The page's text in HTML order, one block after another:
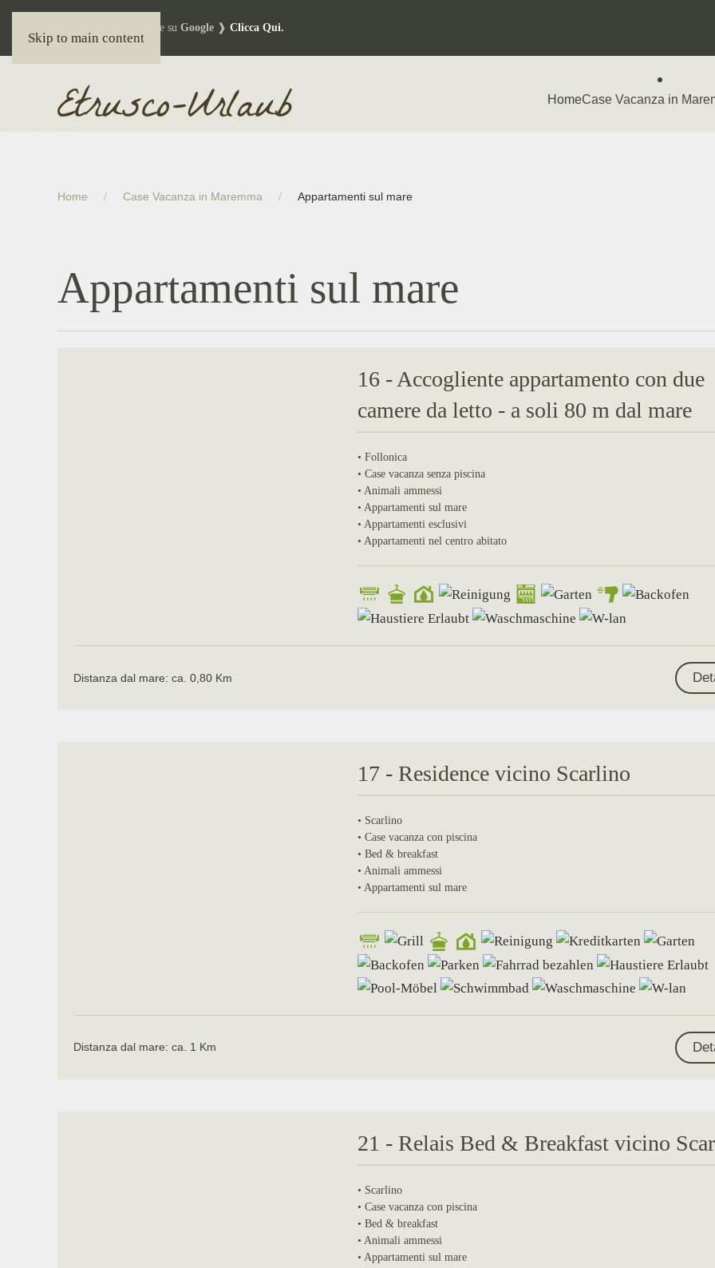
Skip to main content
Lascia la tua recensione su Google ❱ Clicca Qui.
HomeCase Vacanza in
Home Case Vacanza in Maremma Appartamenti sul mare
Appartamenti sul mare
16 - Accogliente appartamento con due
camere da letto - a soli 80 m dal mare
• Follonica
• Case vacanza senza piscina
• Animali ammessi
• Appartamenti sul mare
• Appartamenti esclusivi
• Appartamenti nel centro abitato
Distanza dal mare: ca. 0,80 Km
17 - Residence vicino Scarlino
• Scarlino
• Case vacanza con piscina
• Bed & breakfast
• Animali ammessi
• Appartamenti sul mare
Distanza dal mare: ca. 1 Km
21 - Relais Bed & Breakfast vicino
• Scarlino
• Case vacanza con piscina
• Bed & breakfast
• Animali ammessi
• Appartamenti sul mare